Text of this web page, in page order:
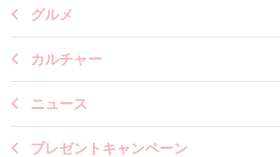
グルメ
カルチャー
ニュース
プレゼントキャンペーン